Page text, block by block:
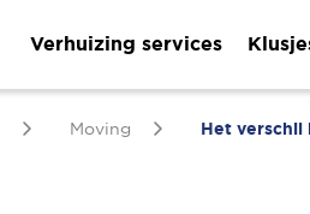
Verhuizing services
Moving Het verschil